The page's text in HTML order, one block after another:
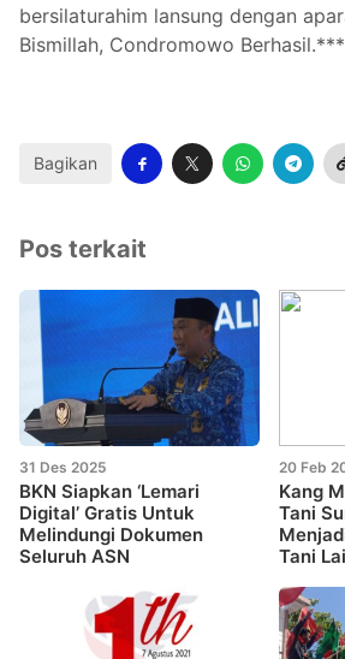
bersilaturahim lansung dengan
Bismillah, Condromowo Berhasil.***
Bagikan
Pos terkait
31 Des 2025
BKN Siapkan ‘Lemari
Digital’ Gratis Untuk
Melindungi Dokumen
Seluruh ASN
20 Feb
Kang
Tani
Tani